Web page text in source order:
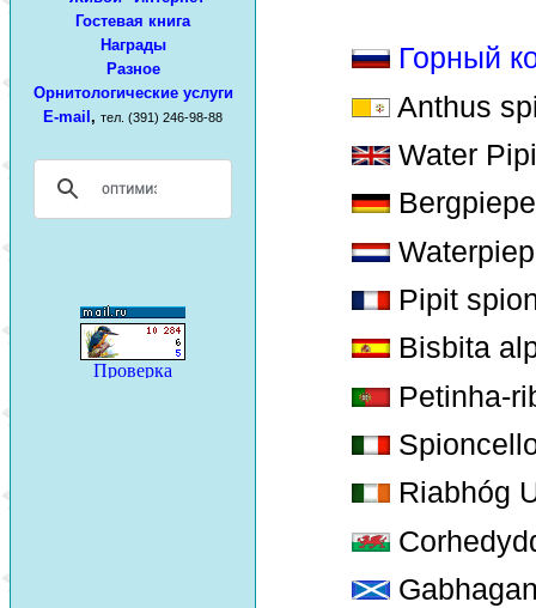
Гостевая книга
Награды
Разное
Орнитологические услуги
E-mail , тел. (391) 246-98-88
Горный
Anthus
Water
Pipit
Bisbita
Petinha-
Riabhóg